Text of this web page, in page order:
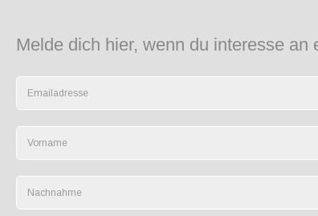
Melde dich hier, wenn du interesse an